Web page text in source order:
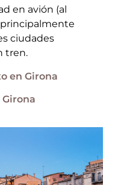
en avión (al
ciudades
tren.
en Girona